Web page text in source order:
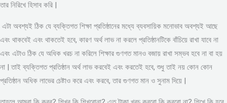
তার নিরিখে হিসাব করি |
এটা অবশ্যই ঠিক যে ব্যক্তিগত শিক্ষা প্রতিষ্ঠানের মধ্যে ব্যবসায়িক মনোভাব অবশ্যই আছে
এবং থাকবেই এবং থাকতেই হবে, কারণ অর্থ লাভ না করলে প্রতিষ্ঠানটিকে বাঁচিয়ে রাখা যাবে না
এবং এটাও ঠিক যে অধিক খরচ না করিলে শিক্ষার গুণগত মানও বজায় রাখা সম্ভব হবে না বা হয়
না | তাই ব্যক্তিগত প্রতিষ্ঠান অর্থ লাভ করবেই এবং করতেই হবে, শুধু তাই নয় কোন কোন
প্রতিষ্ঠান অধিক লাভের চেষ্টাও করে এবং করবে, তার গুণগত মান ও সুনাম দিয়ে |